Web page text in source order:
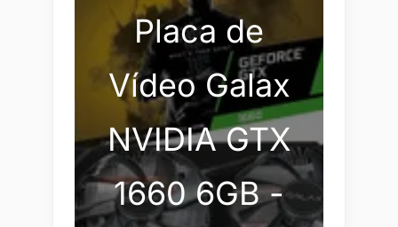
Placa de
Vídeo Galax
NVIDIA GTX
1660 6GB -